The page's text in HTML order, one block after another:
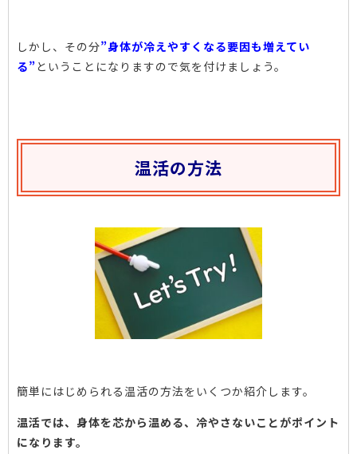
しかし、その分”身体が冷えやすくなる要因も増えてい
る”ということになりますので気を付けましょう。
温活の方法
簡単にはじめられる温活の方法をいくつか紹介します。
温活では、身体を芯から温める、冷やさないことがポイント
になります。